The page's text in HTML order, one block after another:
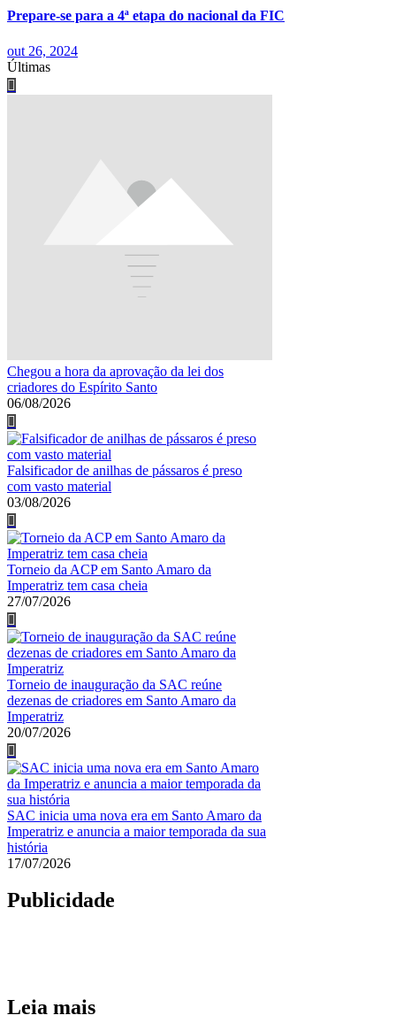
Prepare-se para a 4ª etapa do nacional da FIC
out 26, 2024
Últimas
Chegou a hora da aprovação da lei dos
criadores do Espírito Santo
06/08/2026
Falsificador de anilhas de pássaros é preso
com vasto material
03/08/2026
Torneio da ACP em Santo Amaro da
Imperatriz tem casa cheia
27/07/2026
Torneio de inauguração da SAC reúne
dezenas de criadores em Santo Amaro da
Imperatriz
20/07/2026
SAC inicia uma nova era em Santo Amaro da
Imperatriz e anuncia a maior temporada da sua
história
17/07/2026
Publicidade
Leia mais